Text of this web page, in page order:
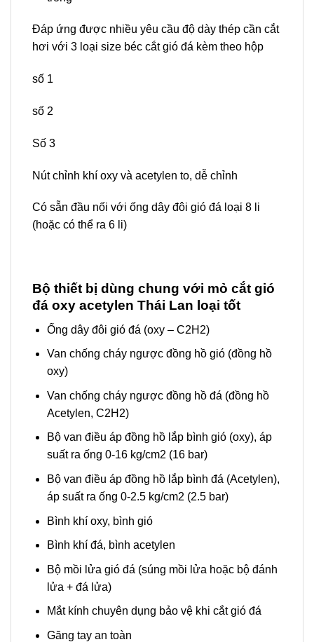
Đáp ứng được nhiều yêu cầu độ dày thép cần cắt
hơi với 3 loại size béc cắt gió đá kèm theo hộp
số 1
số 2
Số 3
Nút chỉnh khí oxy và acetylen to, dễ chỉnh
Có sẵn đầu nối với ống dây đôi gió đá loại 8 li
(hoặc có thể ra 6 li)
Bộ thiết bị dùng chung với mỏ cắt gió
đá oxy acetylen Thái Lan loại tốt
Ống dây đôi gió đá (oxy – C2H2)
Van chống cháy ngược đồng hồ gió (đồng hồ
oxy)
Van chống cháy ngược đồng hồ đá (đồng hồ
Acetylen, C2H2)
Bộ van điều áp đồng hồ lắp bình gió (oxy), áp
suất ra ống 0-16 kg/cm2 (16 bar)
Bộ van điều áp đồng hồ lắp bình đá (Acetylen),
áp suất ra ống 0-2.5 kg/cm2 (2.5 bar)
Bình khí oxy, bình gió
Bình khí đá, bình acetylen
Bộ mồi lửa gió đá (súng mồi lửa hoặc bộ đánh
lửa + đá lửa)
Mắt kính chuyên dụng bảo vệ khi cắt gió đá
Găng tay an toàn